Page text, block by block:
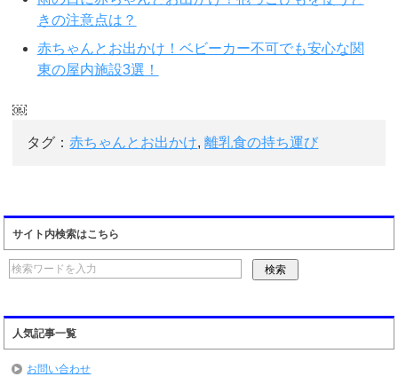
きの注意点は？
赤ちゃんとお出かけ！ベビーカー不可でも安心な関
東の屋内施設3選！
￼
タグ：赤ちゃんとお出かけ,離乳食の持ち運び
サイト内検索はこちら
人気記事一覧
お問い合わせ